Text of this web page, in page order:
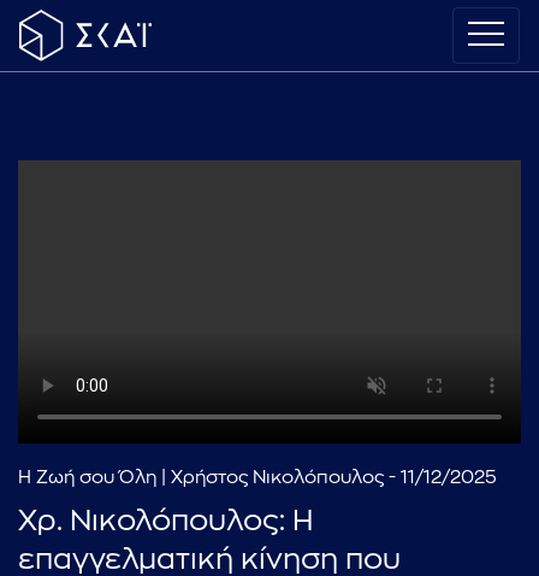
Η Ζωή σου Όλη | Χρήστος Νικολόπουλος - 11/12/2025
Χρ. Νικολόπουλος: Η
επαγγελματική κίνηση που